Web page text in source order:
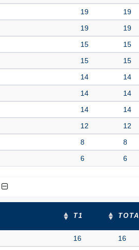
19
19
19
19
15
15
15
15
14
14
14
14
14
14
12
12
8
8
6 6
T1
16
16